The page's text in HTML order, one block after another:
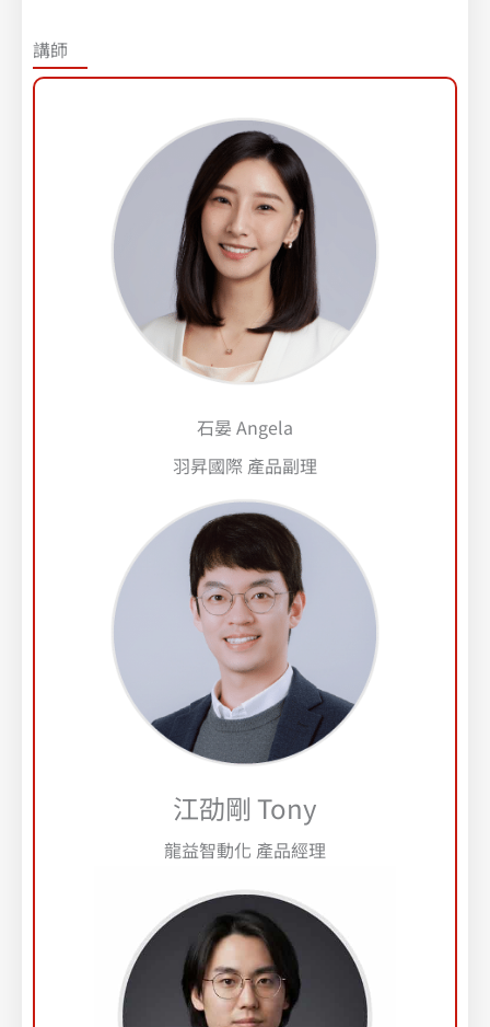
講師
石晏 Angela
羽昇國際 產品副理
江劭剛 Tony
龍益智動化 產品經理